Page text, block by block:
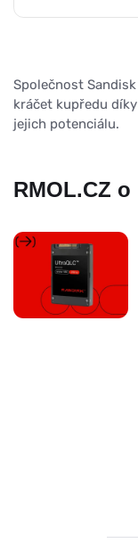
Společnost
kráčet kupředu
jejich potenciálu.
RMOL.CZ